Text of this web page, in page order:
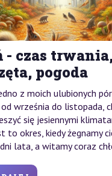
- czas
pogoda
z moich ulubionych
września do listopada,
się jesiennymi
to okres, kiedy żegnamy
lata, a witamy coraz